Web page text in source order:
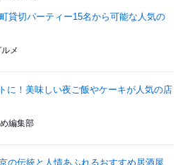
貸切パーティー15名から可能な人気の
メ
に！美味しい夜ご飯やケーキが人気の店
編集部
の伝統と人情あふれるおすすめ居酒屋